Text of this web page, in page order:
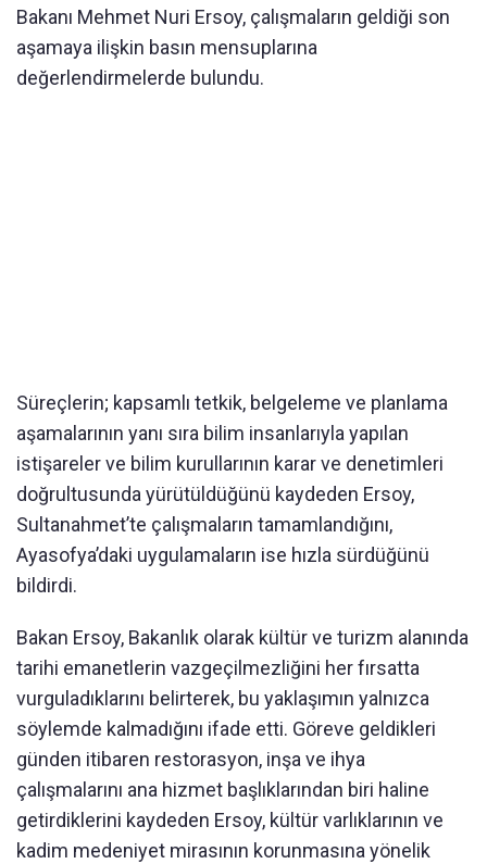
Bakanı Mehmet Nuri Ersoy, çalışmaların geldiği son
aşamaya ilişkin basın mensuplarına
değerlendirmelerde bulundu.
Süreçlerin; kapsamlı tetkik, belgeleme ve planlama
aşamalarının yanı sıra bilim insanlarıyla yapılan
istişareler ve bilim kurullarının karar ve denetimleri
doğrultusunda yürütüldüğünü kaydeden Ersoy,
Sultanahmet’te çalışmaların tamamlandığını,
Ayasofya’daki uygulamaların ise hızla sürdüğünü
bildirdi.
Bakan Ersoy, Bakanlık olarak kültür ve turizm alanında
tarihi emanetlerin vazgeçilmezliğini her fırsatta
vurguladıklarını belirterek, bu yaklaşımın yalnızca
söylemde kalmadığını ifade etti. Göreve geldikleri
günden itibaren restorasyon, inşa ve ihya
çalışmalarını ana hizmet başlıklarından biri haline
getirdiklerini kaydeden Ersoy, kültür varlıklarının ve
kadim medeniyet mirasının korunmasına yönelik